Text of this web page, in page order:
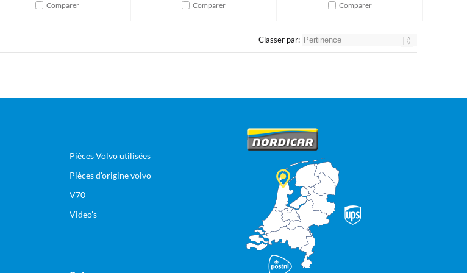
Comparer Comparer Comparer
Classer par:
Pièces Volvo utilisées
Pièces d'origine volvo
V70
Video's